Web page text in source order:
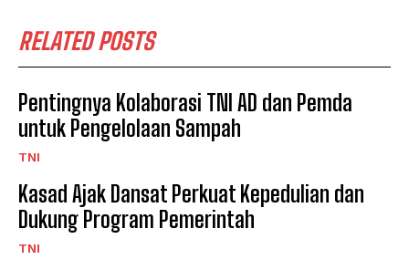
RELATED POSTS
Pentingnya Kolaborasi TNI AD dan Pemda
untuk Pengelolaan Sampah
TNI
Kasad Ajak Dansat Perkuat Kepedulian dan
Dukung Program Pemerintah
TNI